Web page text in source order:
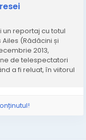
un reportaj cu totul
(Rădăcini și
2013,
de telespectatori
a fi reluat, în viitorul